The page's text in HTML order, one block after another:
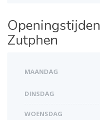
Openingstijden
Zutphen
MAANDAG
DINSDAG
WOENSDAG